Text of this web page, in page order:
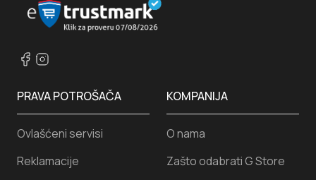
PRAVA POTROŠAČA
Ovlašćeni servisi
Reklamacije
KOMPANIJA
O nama
Zašto odabrati G Store